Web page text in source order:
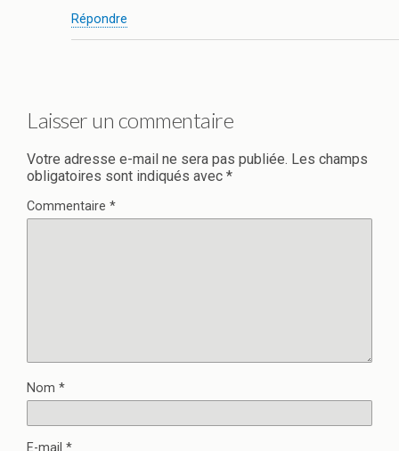
Répondre
Laisser un commentaire
Votre adresse e-mail ne sera pas publiée. Les champs
obligatoires sont indiqués avec *
Commentaire *
Nom *
E-mail *